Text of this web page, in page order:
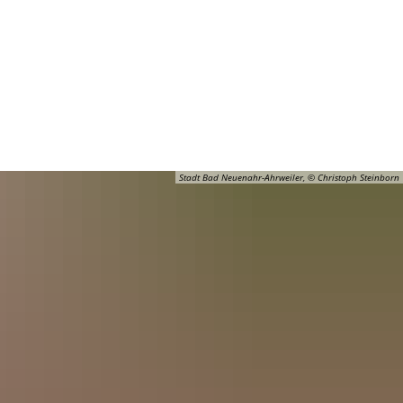
Stadt Bad Neuenahr-Ahrweiler, © Christoph Steinborn